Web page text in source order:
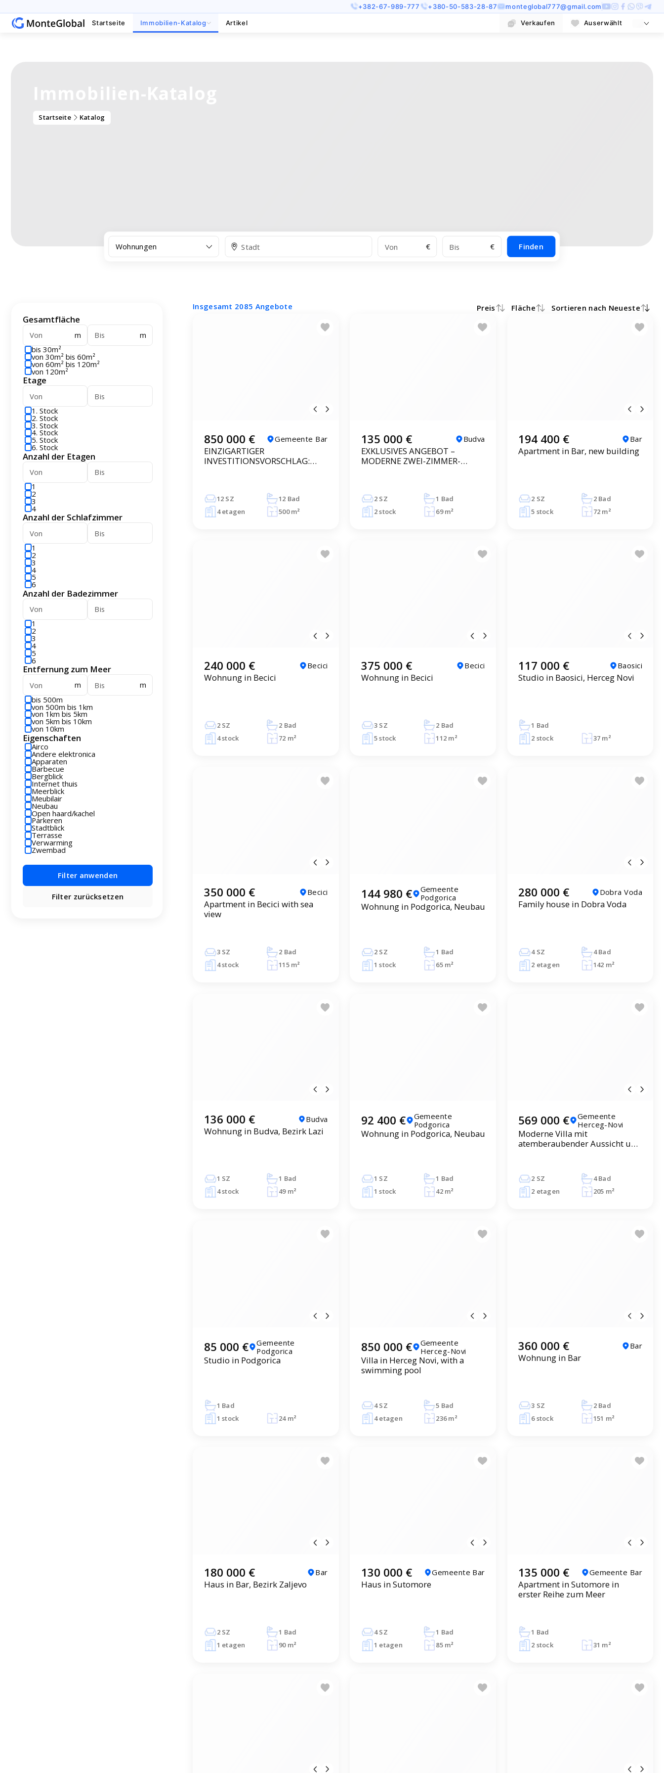
+382-67-989-777 +380-50-583-28-87 monteglobal777@gmail.com
Startseite Immobilien-Katalog Artikel Verkaufen Auserwählt
Startseite Katalog
Wohnungen € € Finden
Gesamtfläche
m
m
bis 30m²
von 30m² bis 60m²
von 60m² bis 120m²
von 120m²
Etage
1. Stock
2. Stock
3. Stock
4. Stock
5. Stock
6. Stock
Anzahl der Etagen
1
2
3
4
Anzahl der Schlafzimmer
1
2
3
4
5
6
Anzahl der Badezimmer
1
2
3
4
5
6
Entfernung zum Meer
m
m
bis 500m
von 500m bis 1km
von 1km bis 5km
von 5km bis 10km
von 10km
Eigenschaften
Airco
Andere elektronica
Apparaten
Barbecue
Bergblick
Internet thuis
Meerblick
Meubilair
Neubau
Open haard/kachel
Parkeren
Stadtblick
Terrasse
Verwarming
Zwembad
Filter anwenden
Filter zurücksetzen
Insgesamt 2085 Angebote Preis Fläche Sortieren nach Neueste
850 000 € Gemeente Bar
EINZIGARTIGER
INVESTITIONSVORSCHLAG:
12 SZ
12 Bad
4 etagen
500 m²
135 000 € Budva
EXKLUSIVES ANGEBOT –
MODERNE ZWEI-ZIMMER-
GRBALSKA, BUDVA
2 SZ
1 Bad
2 stock
69 m²
194 400 € Bar
Apartment in Bar, new building
2 SZ
2 Bad
5 stock
72 m²
240 000 € Becici
Wohnung in Becici
2 SZ
2 Bad
4 stock
72 m²
375 000 € Becici
Wohnung in Becici
3 SZ
2 Bad
5 stock
112 m²
117 000 € Baosici
Studio in Baosici, Herceg Novi
1 Bad
2 stock
37 m²
350 000 € Becici
Apartment in Becici with sea
view
3 SZ
2 Bad
4 stock
115 m²
144 980 €
Gemeente
Podgorica
Wohnung in Podgorica, Neubau
2 SZ
1 Bad
1 stock
65 m²
280 000 € Dobra Voda
Family house in Dobra Voda
4 SZ
4 Bad
2 etagen
142 m²
136 000 € Budva
Wohnung in Budva, Bezirk Lazi
1 SZ
1 Bad
4 stock
49 m²
92 400 €
Gemeente
Podgorica
Wohnung in Podgorica, Neubau
1 SZ
1 Bad
1 stock
42 m²
569 000 €
Gemeente
Herceg-Novi
Moderne Villa mit
atemberaubender Aussicht und
2 SZ
4 Bad
2 etagen
205 m²
85 000 €
Gemeente
Podgorica
Studio in Podgorica
1 Bad
1 stock
24 m²
850 000 €
Gemeente
Herceg-Novi
Villa in Herceg Novi, with a
swimming pool
4 SZ
5 Bad
4 etagen
236 m²
360 000 € Bar
Wohnung in Bar
3 SZ
2 Bad
6 stock
151 m²
180 000 € Bar
Haus in Bar, Bezirk Zaljevo
2 SZ
1 Bad
1 etagen
90 m²
130 000 € Gemeente Bar
Haus in Sutomore
4 SZ
1 Bad
1 etagen
85 m²
135 000 € Gemeente Bar
Apartment in Sutomore in
erster Reihe zum Meer
1 Bad
2 stock
31 m²